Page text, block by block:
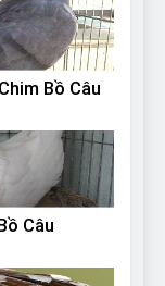
Bồ Câu
Câu